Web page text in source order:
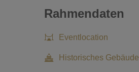
Rahmendaten
Eventlocation
Historisches Gebäude